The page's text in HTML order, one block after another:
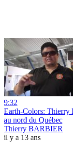
9:32
Earth-Colors: Thierry
au nord du Québec
Thierry BARBIER
il y a 13 ans